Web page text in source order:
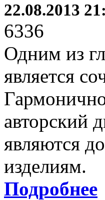
22.08.2013
6336
Одним из
является
авторский
являются
изделиям.
Подробнее